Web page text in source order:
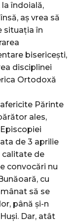
la îndoială,
aș vrea să
situația în
bisericești,
disciplinei
Ortodoxă
Părinte
ales,
de 3 aprilie
calitate de
convocări nu
cu
să se
până și-n
Dar, atât